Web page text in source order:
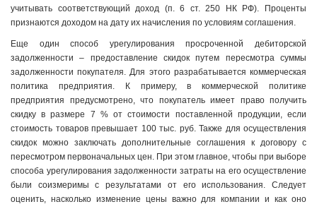
учитывать соответствующий доход (п. 6 ст. 250 НК РФ). Проценты
признаются доходом на дату их начисления по условиям соглашения.
Еще один способ урегулирования просроченной дебиторской
задолженности – предоставление скидок путем пересмотра суммы
задолженности покупателя. Для этого разрабатывается коммерческая
политика предприятия. К примеру, в коммерческой политике
предприятия предусмотрено, что покупатель имеет право получить
скидку в размере 7 % от стоимости поставленной продукции, если
стоимость товаров превышает 100 тыс. руб. Также для осуществления
скидок можно заключать дополнительные соглашения к договору с
пересмотром первоначальных цен. При этом главное, чтобы при выборе
способа урегулирования задолженности затраты на его осуществление
были соизмеримы с результатами от его использования. Следует
оценить, насколько изменение цены важно для компании и как оно